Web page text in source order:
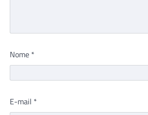
Nome *
E-mail *